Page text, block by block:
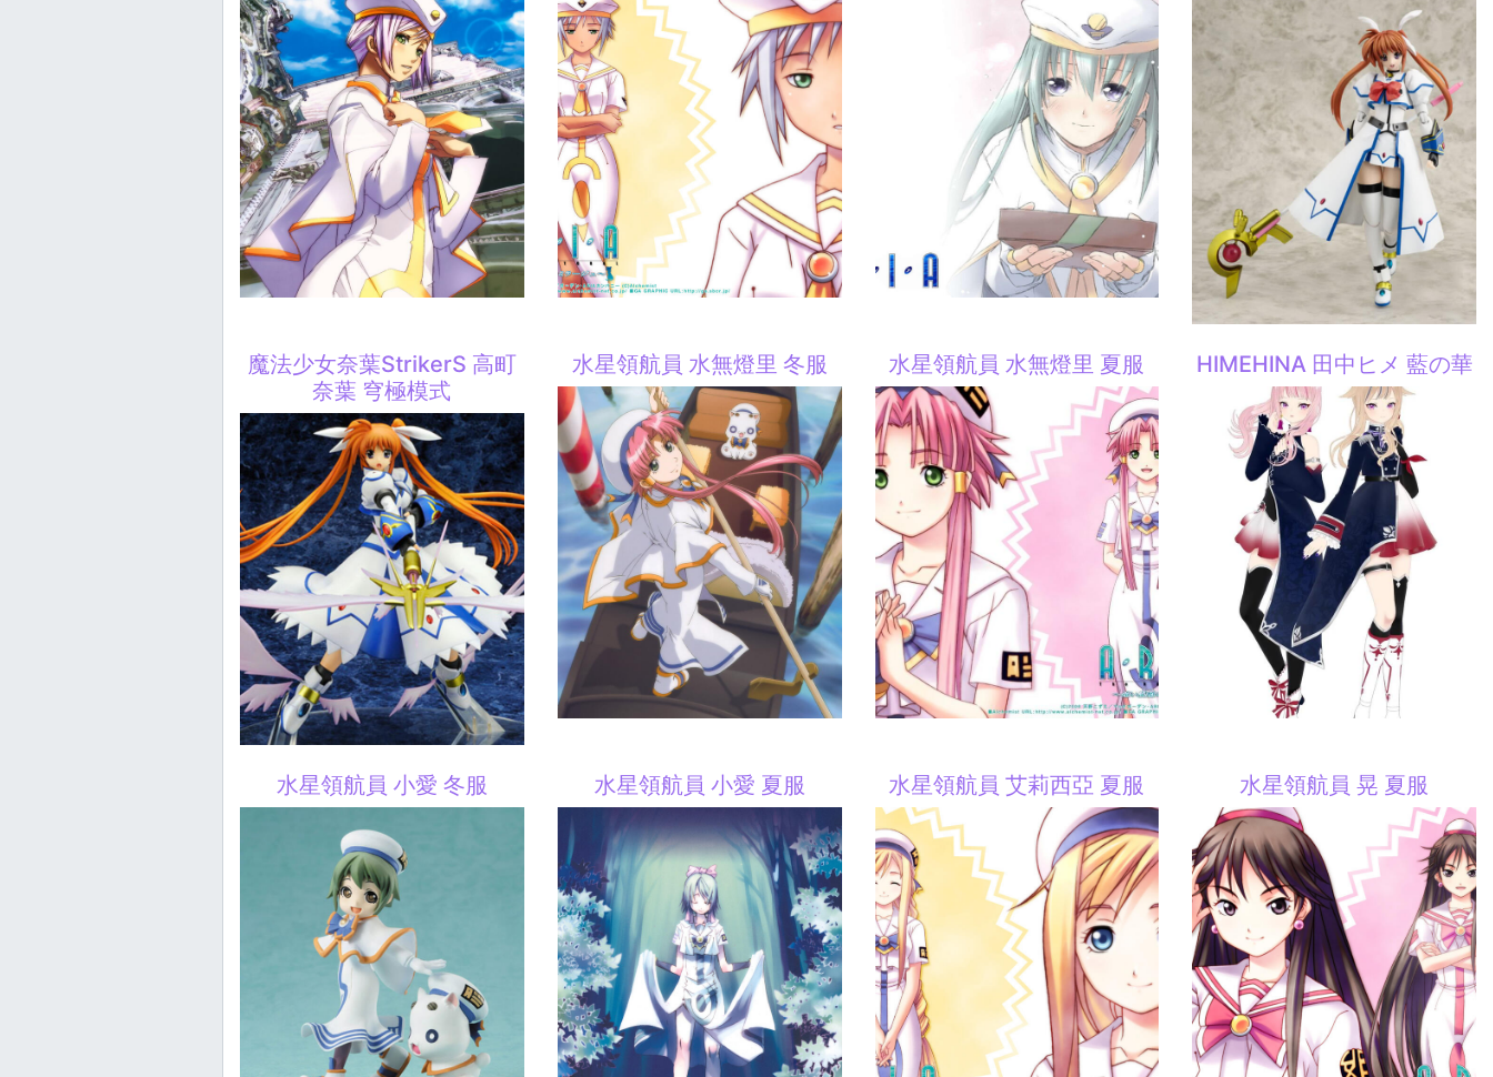
魔法少女奈葉StrikerS 高町
奈葉 穹極模式
水星領航員 水無燈里 冬服 水星領航員 水無燈里 夏服 HIMEHINA 田中ヒメ 藍の華
水星領航員 小愛 冬服 水星領航員 小愛 夏服 水星領航員 艾莉西亞 夏服 水星領航員 晃 夏服